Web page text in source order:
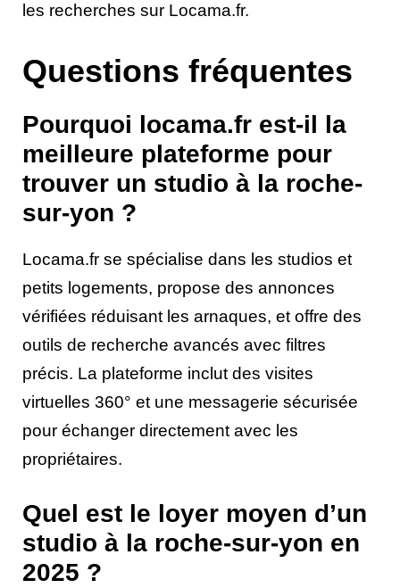
les recherches sur Locama.fr.
Questions fréquentes
Pourquoi locama.fr est-il la
meilleure plateforme pour
trouver un studio à la roche-
sur-yon ?
Locama.fr se spécialise dans les studios et
petits logements, propose des annonces
vérifiées réduisant les arnaques, et offre des
outils de recherche avancés avec filtres
précis. La plateforme inclut des visites
virtuelles 360° et une messagerie sécurisée
pour échanger directement avec les
propriétaires.
Quel est le loyer moyen d’un
studio à la roche-sur-yon en
2025 ?